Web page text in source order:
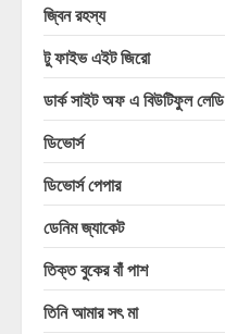
জ্বিন রহস্য
টু ফাইভ এইট জিরো
ডার্ক সাইট অফ এ বিউটিফুল লেডি
ডিভোর্স
ডিভোর্স পেপার
ডেনিম জ্যাকেট
তিক্ত বুকের বাঁ পাশ
তিনি আমার সৎ মা